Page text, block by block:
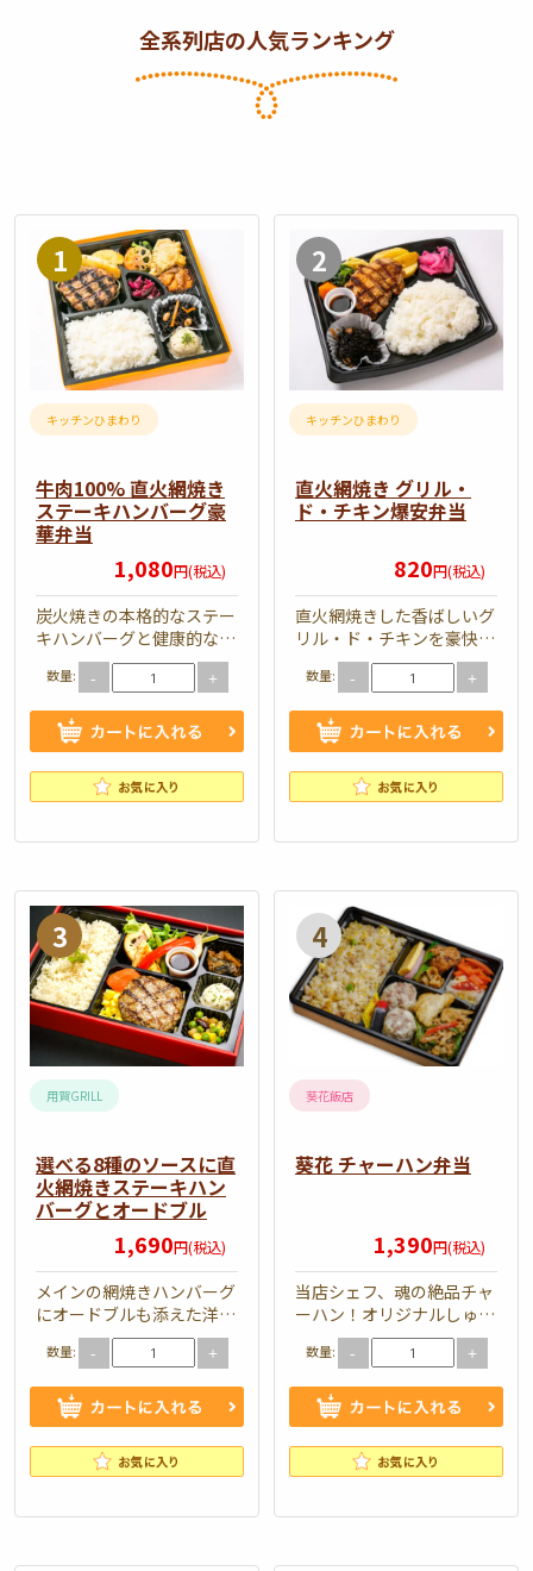
全系列店の人気ランキング
牛
肉
100%
網
焼
き
ス
テ
キ
ハ
ン
バ
ー
グ
豪
華
当
キッチンひまわり
牛肉100% 直火網焼き
ステーキハンバーグ豪
華弁当
1,080円(税込)
炭火焼きの本格的なステー
キハンバーグと健康的な副
菜もたくさん入った、お肉
もお野菜も食べられる満足
のい…
数量: - +
直
火
グ
リ
ル・
ド・
ン
爆
安
弁
当
キッチンひまわり
直火網焼き グリル・
ド・チキン爆安弁当
820円(税込)
直火網焼きした香ばしいグ
リル・ド・チキンを豪快に
盛り付けました。594円で
この量、この味は当店だ
け！…
数量: - +
選
べ
る
8
種
の
ソ
ー
ス
に
火
網
焼
き
ス
テ
キ
用賀GRILL
選べる8種のソースに直
火網焼きステーキハン
バーグとオードブル
1,690円(税込)
メインの網焼きハンバーグ
にオードブルも添えた洋食
フルコースのお弁当。 弁
当内容 直火網焼きステー
キ…
数量: - +
葵
花
チ
ャ
ハ
ン
弁
葵花飯店
葵花 チャーハン弁当
1,390円(税込)
当店シェフ、魂の絶品チャ
ーハン！オリジナルしゅう
まいとご一緒に！ 弁当内
容 焼売/白身フリッター/…
数量: - +